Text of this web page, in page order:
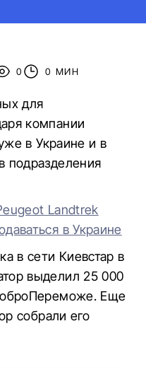
0 0 МИН
для
компании
в Украине и в
подразделения
Landtrek
в Украине
в сети Киевстар в
выделил 25 000
Еще
собрали его